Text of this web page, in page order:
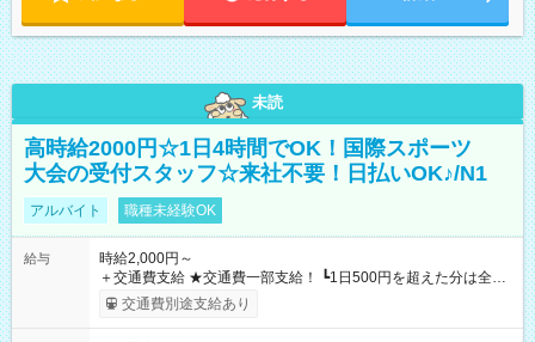
未読
高時給2000円☆1日4時間でOK！国際スポーツ
大会の受付スタッフ☆来社不要！日払いOK♪/N1
アルバイト 職種未経験OK
給与
時給2,000円～
＋交通費支給 ★交通費一部支給！ ┗1日500円を超えた分は全額
支給！ ※往復500円以内の方は自己負担となります ★日払い
OK！（規定あり） ┗働いたその日に現金GET♪ お仕事後はコン
交通費別途支給あり